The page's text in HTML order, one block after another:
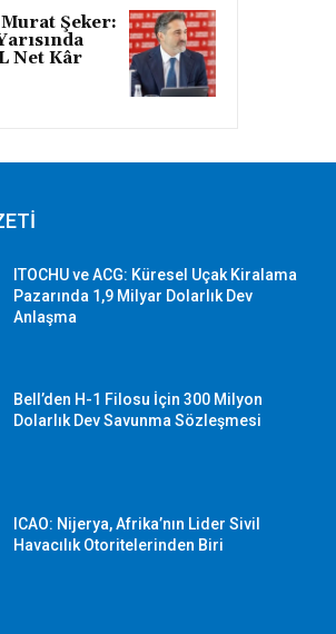
Şeker:
Net Kâr
ITOCHU ve ACG: Küresel Uçak Kiralama
Pazarında 1,9 Milyar Dolarlık Dev
Anlaşma
Bell’den H-1 Filosu İçin 300 Milyon
Dolarlık Dev Savunma Sözleşmesi
ICAO: Nijerya, Afrika’nın Lider Sivil
Havacılık Otoritelerinden Biri